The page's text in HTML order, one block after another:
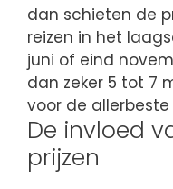
dan schieten de
reizen in het
juni of eind
dan zeker 5 tot 7
voor de
De invloed
prijzen